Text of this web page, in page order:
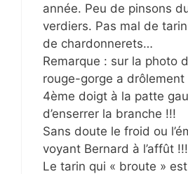
année. Peu de pinsons
verdiers. Pas mal de
de chardonnerets…
Remarque : sur la photo
rouge-gorge a drôlement
4ème doigt à la patte
d’enserrer la branche !!!
Sans doute le froid ou
voyant Bernard à l’affût !!!
Le tarin qui « broute »